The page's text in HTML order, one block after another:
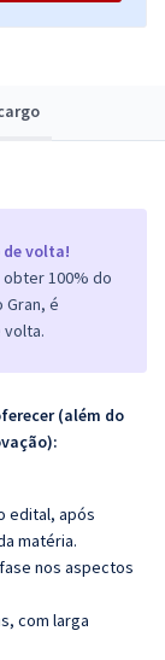
volta!
100% do
Gran, é
volta.
(além do
edital, após
matéria.
nos aspectos
com larga